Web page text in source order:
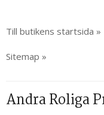
Till butikens startsida »
Sitemap »
Andra Roliga